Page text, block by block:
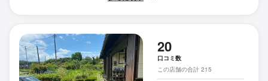
20
口コミ数
この店舗の合計 215